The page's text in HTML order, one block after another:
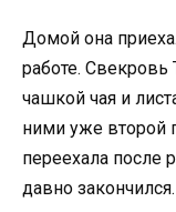
Домой она
работе. Свекровь
чашкой чая и
ними уже второй
переехала после
давно закончился.